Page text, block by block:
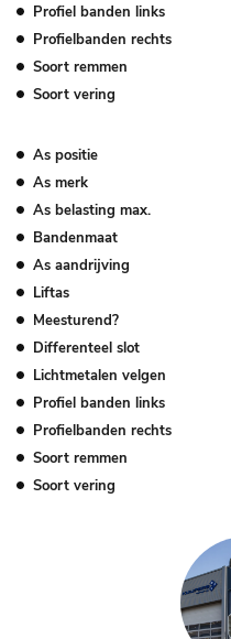
Profiel banden links
Profielbanden rechts
Soort remmen
Soort vering
As positie
As merk
As belasting max.
Bandenmaat
As aandrijving
Liftas
Meesturend?
Differenteel slot
Lichtmetalen velgen
Profiel banden links
Profielbanden rechts
Soort remmen
Soort vering